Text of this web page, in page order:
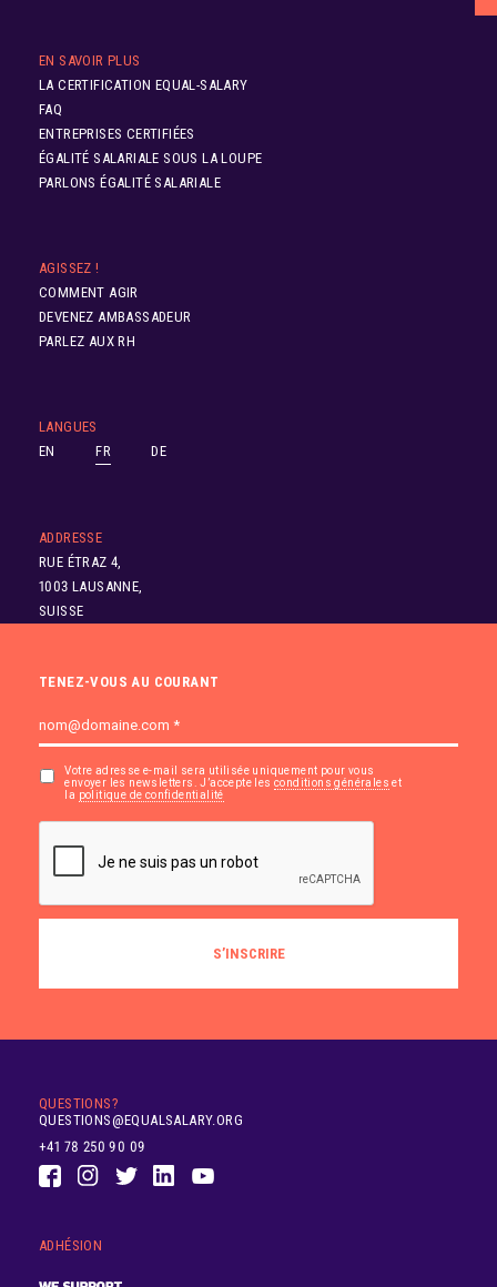
EN SAVOIR PLUS
LA CERTIFICATION EQUAL-SALARY
FAQ
ENTREPRISES CERTIFIÉES
ÉGALITÉ SALARIALE SOUS LA LOUPE
PARLONS ÉGALITÉ SALARIALE
AGISSEZ !
COMMENT AGIR
DEVENEZ AMBASSADEUR
PARLEZ AUX RH
LANGUES
EN
FR DE
ADDRESSE
RUE ÉTRAZ 4,
1003 LAUSANNE,
SUISSE
TENEZ-VOUS AU COURANT
Votre adresse e-mail sera utilisée uniquement pour vous
envoyer les newsletters. J’accepte lesconditions générales et
la politique de confidentialité
QUESTIONS?
QUESTIONS@EQUALSALARY.ORG
+41 78 250 90 09
ADHÉSION